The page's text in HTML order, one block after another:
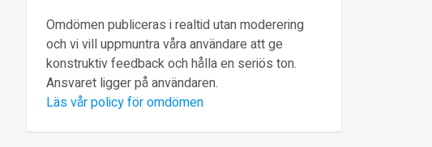
Omdömen publiceras i realtid utan moderering
och vi vill uppmuntra våra användare att ge
konstruktiv feedback och hålla en seriös ton.
Ansvaret ligger på användaren.
Läs vår policy för omdömen